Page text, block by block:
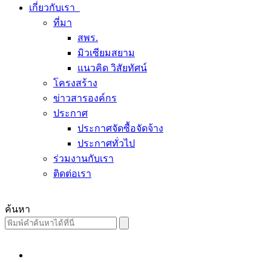
เกี่ยวกับเรา
ที่มา
สพร.
มิวเซียมสยาม
แนวคิด วิสัยทัศน์
โครงสร้าง
ข่าวสารองค์กร
ประกาศ
ประกาศจัดซื้อจัดจ้าง
ประกาศทั่วไป
ร่วมงานกับเรา
ติดต่อเรา
ค้นหา